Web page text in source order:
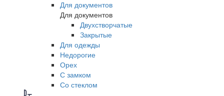
Для документов
Для документов
Двухстворчатые
Закрытые
Для одежды
Недорогие
Орех
С замком
Со стеклом